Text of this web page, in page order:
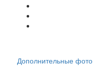
Дополнительные фото